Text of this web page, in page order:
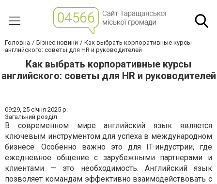
Головна Бізнес новини
Как выбрать корпоративные курсы
английского: советы для HR и руководителей
Как выбрать корпоративные курсы
английского: советы для HR и руководителей
09:29, 25 січня 2025 р.
Загальний розділ
В современном мире английский язык является
ключевым инструментом для успеха в международном
бизнесе. Особенно важно это для IT-индустрии, где
ежедневное общение с зарубежными партнерами и
клиентами — это необходимость. Английский язык
позволяет командам эффективно взаимодействовать с